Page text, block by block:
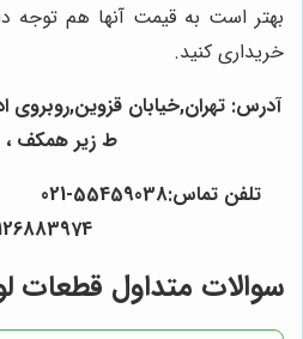
بهتر است به قیمت آنها هم توجه
خریداری کنید.
آدرس: تهران,خیابان قزوین,روبروی
ط زیر همکف ، پ
سوالات متداول قطعات